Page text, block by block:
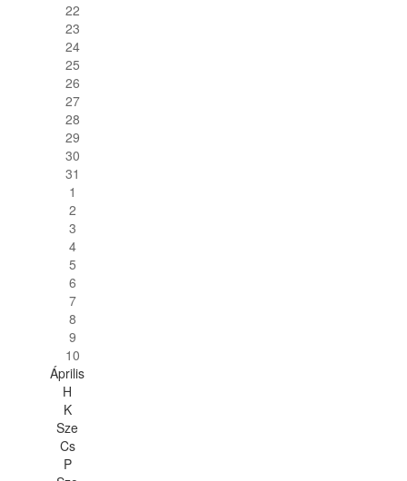
22
23
24
25
26
27
28
29
30
31
1
2
3
4
5
6
7
8
9
10
Április
H
K
Sze
Cs
P